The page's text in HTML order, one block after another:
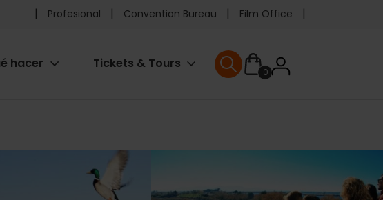
Pre
header
Profesional Convention Bureau Film Office
hacer Tickets & Tours
0User
User menu